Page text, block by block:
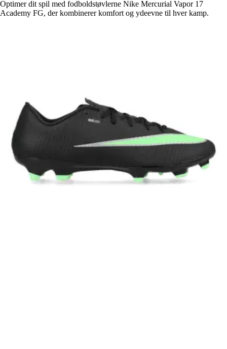
Optimer dit spil med fodboldstøvlerne Nike Mercurial Vapor 17
Academy FG, der kombinerer komfort og ydeevne til hver kamp.